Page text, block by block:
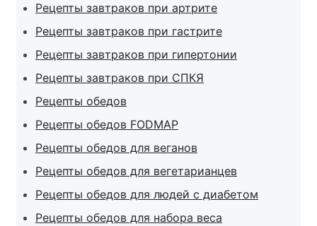
Рецепты завтраков при артрите
Рецепты завтраков при гастрите
Рецепты завтраков при гипертонии
Рецепты завтраков при СПКЯ
Рецепты обедов
Рецепты обедов FODMAP
Рецепты обедов для веганов
Рецепты обедов для вегетарианцев
Рецепты обедов для людей с диабетом
Рецепты обедов для набора веса